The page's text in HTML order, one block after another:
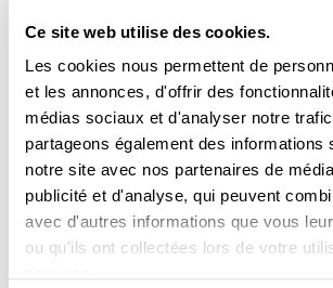
Ce site web utilise des cookies.
Les cookies nous permettent de
et les annonces, d'offrir des
médias sociaux et d'analyser notre
partageons également des informations
notre site avec nos partenaires de
publicité et d'analyse, qui peuvent
avec d'autres informations que vous
ou qu'ils ont collectées lors de votre